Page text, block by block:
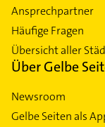
Ansprechpartner
Häufige Fragen
Übersicht aller
Über Gelbe
Newsroom
Gelbe Seiten als